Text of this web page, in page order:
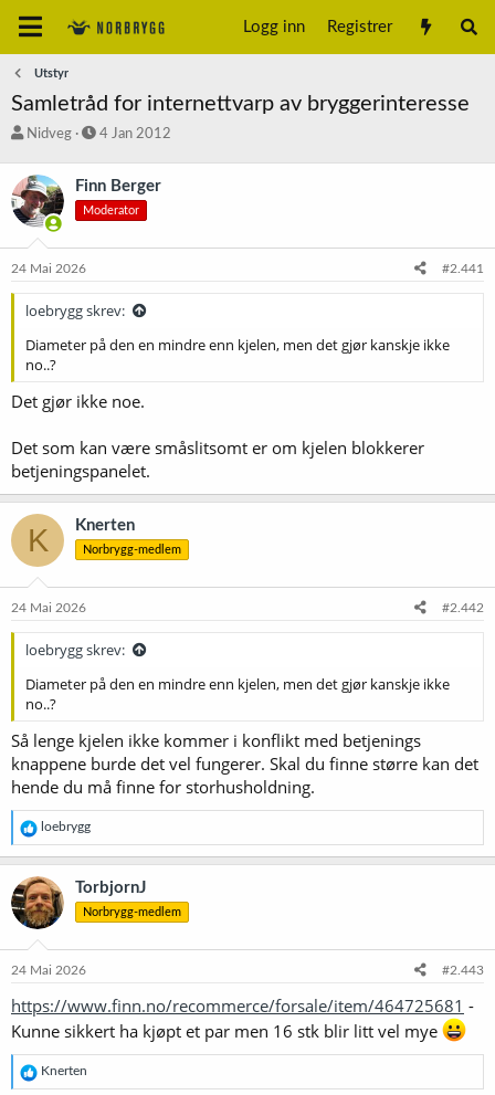
Logg inn Registrer
Utstyr
Samletråd for internettvarp av bryggerinteresse
T
å
d
s
a
r
t
e
Nidveg
S
r
t
a
o
4 Jan 2012
Finn Berger
Moderator
24 Mai 2026 #2.441
loebrygg skrev:
Diameter på den en mindre enn kjelen, men det gjør kanskje ikke
no..?
Det gjør ikke noe.
Det som kan være småslitsomt er om kjelen blokkerer
betjeningspanelet.
K Knerten
Norbrygg-medlem
24 Mai 2026 #2.442
loebrygg skrev:
Diameter på den en mindre enn kjelen, men det gjør kanskje ikke
no..?
Så lenge kjelen ikke kommer i konflikt med betjenings
knappene burde det vel fungerer. Skal du finne større kan det
hende du må finne for storhusholdning.
R
e
a
k
s
j
o
e
:
loebrygg
TorbjornJ
Norbrygg-medlem
24 Mai 2026 #2.443
https://www.finn.no/recommerce/forsale/item/464725681 -
Kunne sikkert ha kjøpt et par men 16 stk blir litt vel mye
R
e
Knerten